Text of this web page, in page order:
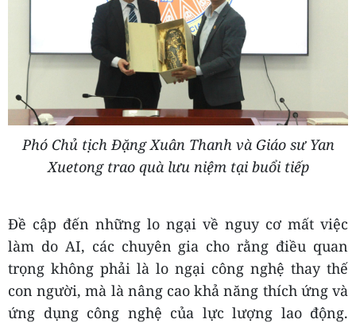
Phó Chủ tịch Đặng Xuân Thanh và Giáo sư Yan
Xuetong trao quà lưu niệm tại buổi tiếp
Đề cập đến những lo ngại về nguy cơ mất việc
làm do AI, các chuyên gia cho rằng điều quan
trọng không phải là lo ngại công nghệ thay thế
con người, mà là nâng cao khả năng thích ứng và
ứng dụng công nghệ của lực lượng lao động.